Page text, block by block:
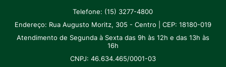
Telefone: (15) 3277-4800
Endereço: Rua Augusto Moritz, 305 - Centro | CEP: 18180-019
Atendimento de Segunda à Sexta das 9h às 12h e das 13h às
16h
CNPJ: 46.634.465/0001-03